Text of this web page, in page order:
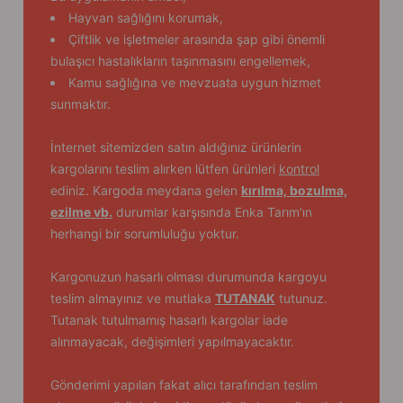
Hayvan sağlığını korumak,
Çiftlik ve işletmeler arasında şap gibi önemli
bulaşıcı hastalıkların taşınmasını engellemek,
Kamu sağlığına ve mevzuata uygun hizmet
sunmaktır.
İnternet sitemizden satın aldığınız ürünlerin
kargolarını teslim alırken lütfen ürünleri kontrol
ediniz. Kargoda meydana gelen kırılma, bozulma,
ezilme vb. durumlar karşısında Enka Tarım'ın
herhangi bir sorumluluğu yoktur.
Kargonuzun hasarlı olması durumunda kargoyu
teslim almayınız ve mutlaka TUTANAK tutunuz.
Tutanak tutulmamış hasarlı kargolar iade
alınmayacak, değişimleri yapılmayacaktır.
Gönderimi yapılan fakat alıcı tarafından teslim